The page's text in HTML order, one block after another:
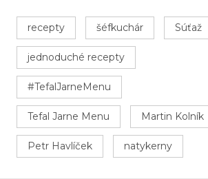
recepty šéfkuchár Súťaž
jednoduché recepty
#TefalJarneMenu
Tefal Jarne Menu Martin Kolník
Petr Havlíček natykerny